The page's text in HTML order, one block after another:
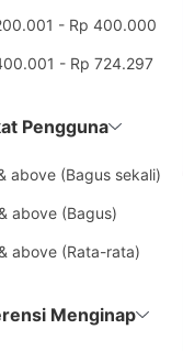
- Rp 400.000
- Rp 724.297
Pengguna
above (Bagus sekali)
above (Bagus)
above (Rata-rata)
Menginap